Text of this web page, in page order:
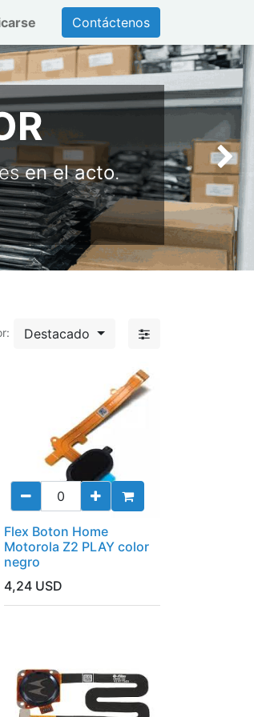
Contáctenos
en el acto.
Destacado
Flex Boton Home
Motorola Z2 PLAY color
negro
4,24 USD